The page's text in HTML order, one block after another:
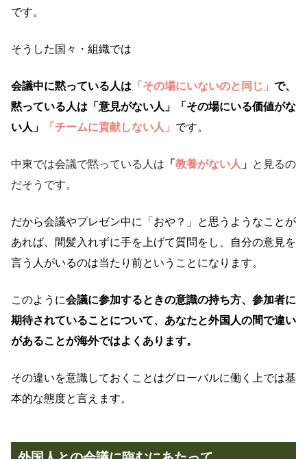
です。
そうした国々・組織では
会議中に黙っている人は 「その場にいないのと同じ」 で、
黙っている人は 「意見がない人」「その場にいる価値がな
い人」
「チームに貢献しない人」 です。
中東では会議で黙っている人は 「 教養がない人 」 と見るの
だそうです。
だから会議やプレゼン中に「おや？」と思うようなことが
あれば、間髪入れずに手を上げて質問をし、自分の意見を
言う人がいるのは当たり前ということになります。
このように会議に参加するときの意識の持ち方、参加者に
期待されていることについて、あなたと外国人の間で違い
があることが海外ではよくあります。
その違いを意識しておくことはグローバルに働く上では基
本的な態度と言えます。